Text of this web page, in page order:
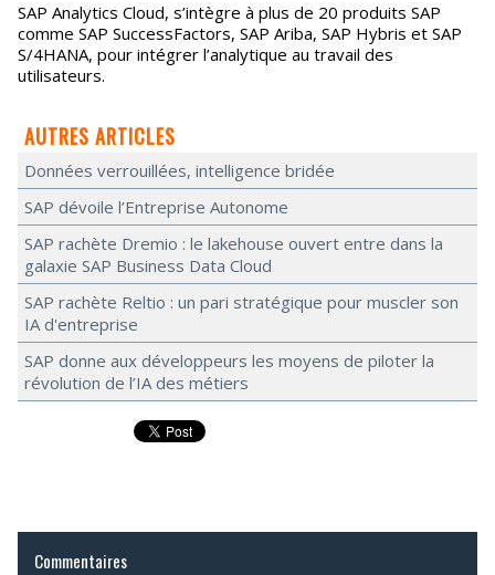
SAP Analytics Cloud, s’intègre à plus de 20 produits SAP
comme SAP SuccessFactors, SAP Ariba, SAP Hybris et SAP
S/4HANA, pour intégrer l’analytique au travail des
utilisateurs.
AUTRES ARTICLES
Données verrouillées, intelligence bridée
SAP dévoile l’Entreprise Autonome
SAP rachète Dremio : le lakehouse ouvert entre dans la
galaxie SAP Business Data Cloud
SAP rachète Reltio : un pari stratégique pour muscler son
IA d'entreprise
SAP donne aux développeurs les moyens de piloter la
révolution de l’IA des métiers
Commentaires